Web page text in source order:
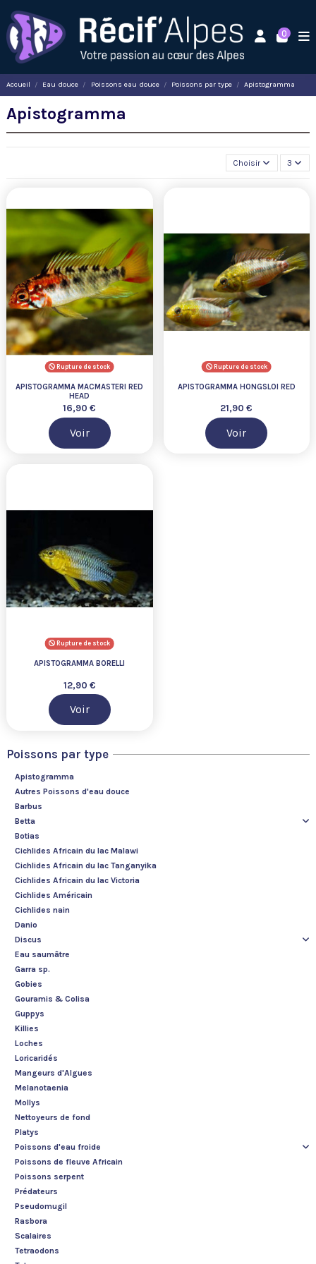
0
Accueil Eau douce Poissons eau douce Poissons par type Apistogramma
Apistogramma
Choisir 3
Rupture de stock
APISTOGRAMMA MACMASTERI RED
HEAD
16,90 €
Voir
Rupture de stock
APISTOGRAMMA HONGSLOI RED
21,90 €
Voir
Rupture de stock
APISTOGRAMMA BORELLI
12,90 €
Voir
Poissons par type
Apistogramma
Autres Poissons d'eau douce
Barbus
Betta
Botias
Cichlides Africain du lac Malawi
Cichlides Africain du lac Tanganyika
Cichlides Africain du lac Victoria
Cichlides Américain
Cichlides nain
Danio
Discus
Eau saumâtre
Garra sp.
Gobies
Gouramis & Colisa
Guppys
Killies
Loches
Loricaridés
Mangeurs d'Algues
Melanotaenia
Mollys
Nettoyeurs de fond
Platys
Poissons d'eau froide
Poissons de fleuve Africain
Poissons serpent
Prédateurs
Pseudomugil
Rasbora
Scalaires
Tetraodons